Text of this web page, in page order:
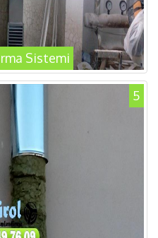
Sistemi
5